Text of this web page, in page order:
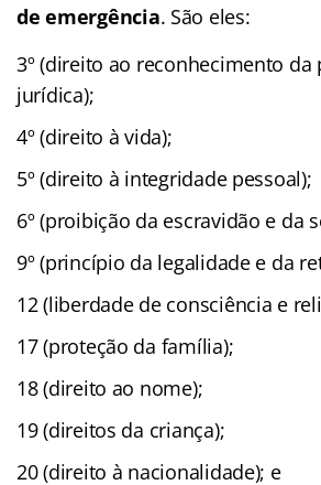
de emergência. São eles:
3º (direito ao reconhecimento da
jurídica);
4º (direito à vida);
5º (direito à integridade pessoal);
6º (proibição da escravidão e da
9º (princípio da legalidade e da
12 (liberdade de consciência e
17 (proteção da família);
18 (direito ao nome);
19 (direitos da criança);
20 (direito à nacionalidade); e